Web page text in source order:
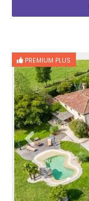
PREMIUM PLUS